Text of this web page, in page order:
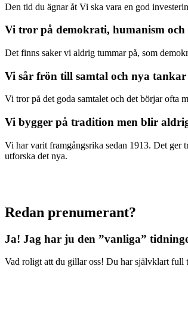
Den tid du ägnar åt Vi ska vara en god
Vi tror på demokrati, humanism
Det finns saker vi aldrig tummar på, som
Vi sår frön till samtal och nya tankar
Vi tror på det goda samtalet och det börjar ofta
Vi bygger på tradition men blir
Vi har varit framgångsrika sedan 1913. Det ger
utforska det nya.
Redan prenumerant?
Ja! Jag har ju den ”vanliga”
Vad roligt att du gillar oss! Du har självklart